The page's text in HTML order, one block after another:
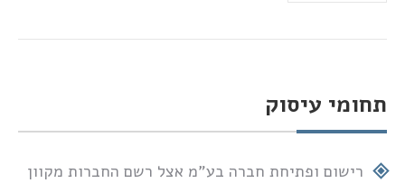
תחומי עיסוק
רישום ופתיחת חברה בע"מ אצל רשם החברות מקוון